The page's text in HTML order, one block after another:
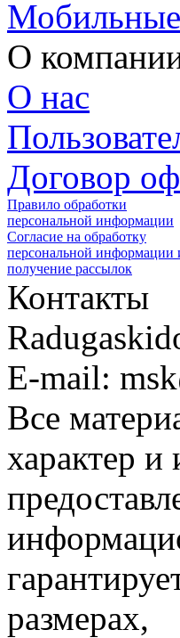
О
О нас
Договор
Правило обработки
персональной информации
Согласие на обработку
персональной информации
получение рассылок
Контакты
E-mail:
Все
характер
размерах,